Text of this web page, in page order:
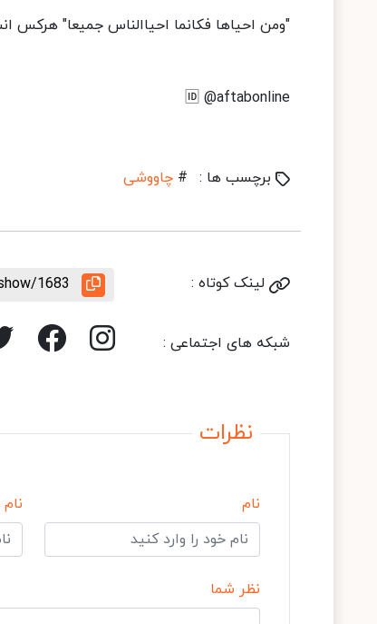
"ومن احیاها فکانما احیاالناس جمیعا" هرکس
🆔 @aftabonline
برچسب ها : # چاووشی
لینک کوتاه : 1683
شبکه های اجتماعی :
نظرات
نام
نظر شما